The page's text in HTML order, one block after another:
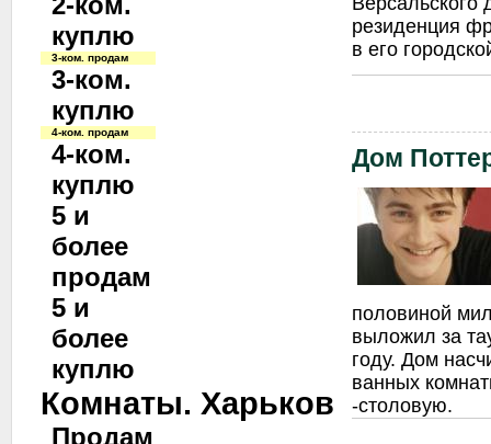
куплю
3-ком. продам
3-ком.
куплю
4-ком. продам
4-ком.
куплю
5 и
более
продам
5 и
более
куплю
Комнаты. Харьков
Продам
резиденция
в его
Дом
половиной
выложил за
году. Дом
ванных
-столовую.